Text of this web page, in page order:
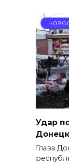
Удар
Глава